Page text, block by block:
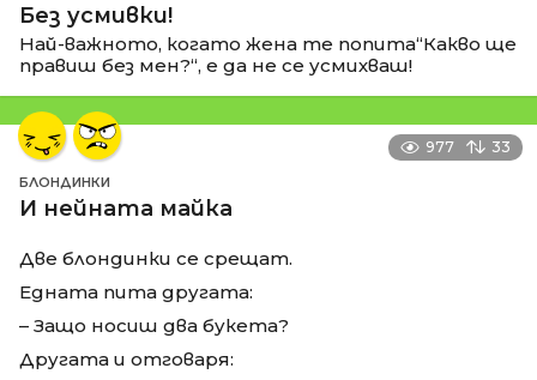
Без усмивки!
Най-важното, когато жена те попита“Какво ще
правиш без мен?“, е да не се усмихваш!
977 33
БЛОНДИНКИ
И нейната майка
Две блондинки се срещат.
Едната пита другата:
– Защо носиш два букета?
Другата и отговаря: